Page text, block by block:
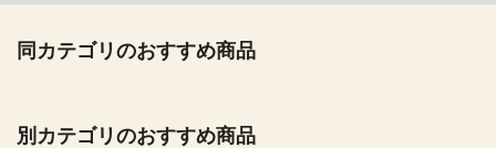
同カテゴリのおすすめ商品
別カテゴリのおすすめ商品